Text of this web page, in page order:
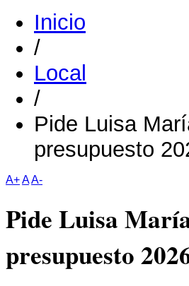
Inicio
/
Local
/
Pide Luisa
presupuesto
A+AA-
Pide Luisa
presupuesto